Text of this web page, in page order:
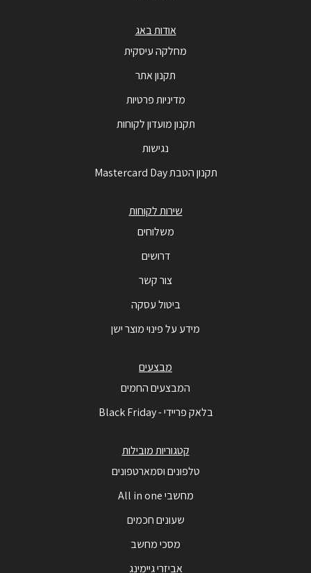
אודות באג
מחלקה עיסקית
תקנון אתר
מדיניות פרטיות
תקנון מועדון לקוחות
נגישות
תקנון הטבת Mastercard Day
שירות לקוחות
משלוחים
דרושים
צור קשר
ביטול עסקה
מידע על פינוי מוצר ישן
מבצעים
המבצעים החמים
בלאק פריידי - Black Friday
קטגוריות מובילות
טלפונים וסמארטפונים
מחשבי All in one
שעונים חכמים
מסכי מחשב
אביזרי גיימינג